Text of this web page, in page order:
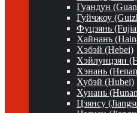
Гуандун
Гуйчжоу
Фуцзянь
Хайнань
Хэбэй (Hebei)
Хэйлунцзян
Хэнань
Хубэй (Hubei)
Хунань
Цзянсу